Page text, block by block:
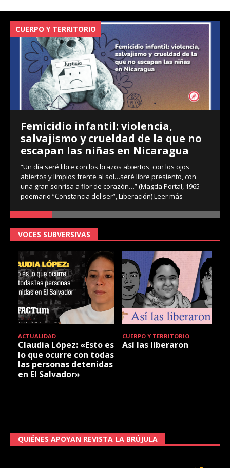
CUERPO Y TERRITORIO
Femicidio infantil: violencia,
salvajismo y crueldad de la que no
escapan las niñas en Nicaragua
“Un día seré libre con los brazos abiertos, con los ojos
abiertos y limpios frente al sol…seré libre presiento, con
una gran sonrisa a flor de corazón…” (Magda Portal, 1965
poemario “Constancia del ser”, Liberación)Leer más
VOCES SUBVERSIVAS
ACTUALIDAD
Claudia López: «Esto es
lo que ocurre con todas
las personas detenidas
en El Salvador»
CUERPO Y TERRITORIO
Así las liberaron
QUIÉNES APOYAN REVISTA LA BRÚJULA